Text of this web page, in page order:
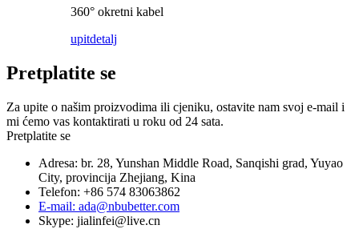
360° okretni kabel
upitdetalj
Pretplatite se
Za upite o našim proizvodima ili cjeniku, ostavite nam svoj e-mail i
mi ćemo vas kontaktirati u roku od 24 sata.
Pretplatite se
Adresa: br. 28, Yunshan Middle Road, Sanqishi grad, Yuyao
City, provincija Zhejiang, Kina
Telefon: +86 574 83063862
E-mail: ada@nbubetter.com
Skype: jialinfei@live.cn